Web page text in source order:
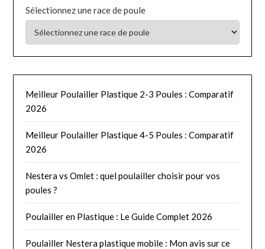
Sélectionnez une race de poule
Meilleur Poulailler Plastique 2-3 Poules : Comparatif
2026
Meilleur Poulailler Plastique 4-5 Poules : Comparatif
2026
Nestera vs Omlet : quel poulailler choisir pour vos
poules ?
Poulailler en Plastique : Le Guide Complet 2026
Poulailler Nestera plastique mobile : Mon avis sur ce